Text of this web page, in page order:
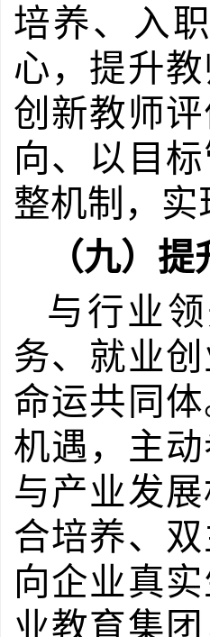
培养、入
心，提升
创新教师
向、以目
整机制，
（九）
与行业
务、就业
命运共同
机遇，主
与产业发
合培养、
向企业真
业教育集